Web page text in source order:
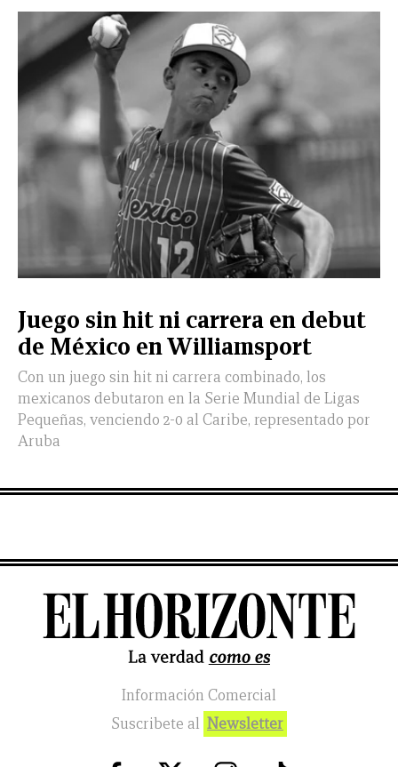
Juego sin hit ni carrera en debut
de México en Williamsport
Con un juego sin hit ni carrera combinado, los
mexicanos debutaron en la Serie Mundial de Ligas
Pequeñas, venciendo 2-0 al Caribe, representado por
Aruba
Información Comercial
Suscribete al Newsletter